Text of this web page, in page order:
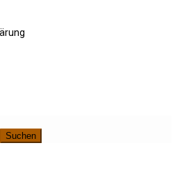
Suchen